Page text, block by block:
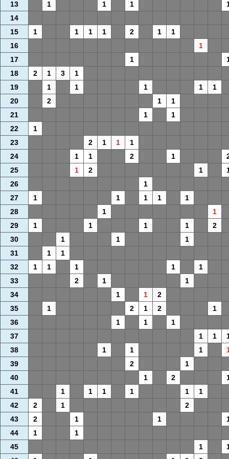
13
1 1 1
14
15
1 1 1 1 2 1
1
16
1
17
1
18
2 1 3
1
19
1 1 1 1
1
20
2 1
1
21
1
1
22
1
23
2 1 1
1
24
1 1 2 1
25
1 2 1
26
1
27
1 1 1 1
1
28
1
1
29
1 1 1 1
2
30
1 1
1
31
1
1
32
1 1 1 1
1
33
2 1
1
34
1 1
2
35
1 2 1 2
1
36
1 1
1
37
1 1
38
1 1 1
39
2
1
40
1 2
41
1 1 1 1 1
1
42
2 1
2
43
2 1 1
44
1
1
45
1